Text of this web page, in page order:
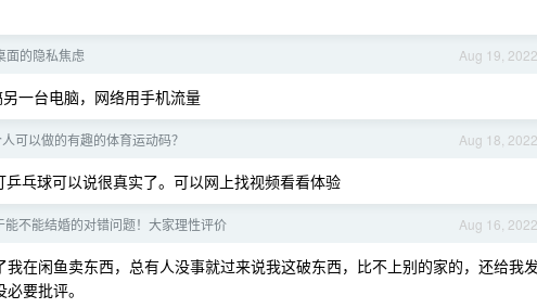
Aug 19, 2022
面的隐私焦虑
一台电脑，网络用手机流量
Aug 18, 2022
可以做的有趣的体育运动码？
乓球可以说很真实了。可以网上找视频看看体验
Aug 16, 2022
能不能结婚的对错问题！大家理性评价
在闲鱼卖东西，总有人没事就过来说我这破东西，比不上别的家的，还给我发
要批评。